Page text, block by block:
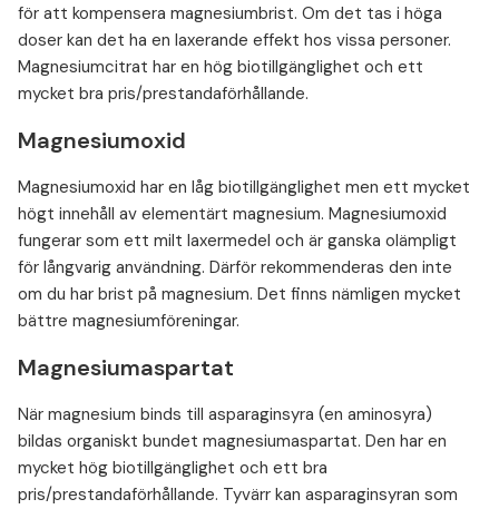
för att kompensera magnesiumbrist. Om det tas i höga
doser kan det ha en laxerande effekt hos vissa personer.
Magnesiumcitrat har en hög biotillgänglighet och ett
mycket bra pris/prestandaförhållande.
Magnesiumoxid
Magnesiumoxid har en låg biotillgänglighet men ett mycket
högt innehåll av elementärt magnesium. Magnesiumoxid
fungerar som ett milt laxermedel och är ganska olämpligt
för långvarig användning. Därför rekommenderas den inte
om du har brist på magnesium. Det finns nämligen mycket
bättre magnesiumföreningar.
Magnesiumaspartat
När magnesium binds till asparaginsyra (en aminosyra)
bildas organiskt bundet magnesiumaspartat. Den har en
mycket hög biotillgänglighet och ett bra
pris/prestandaförhållande. Tyvärr kan asparaginsyran som